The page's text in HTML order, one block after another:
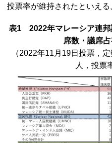
投票率が維持されたといえる
表1 2022年マレーシア連
席数・議席
（2022年11月19日投票，
人，投票